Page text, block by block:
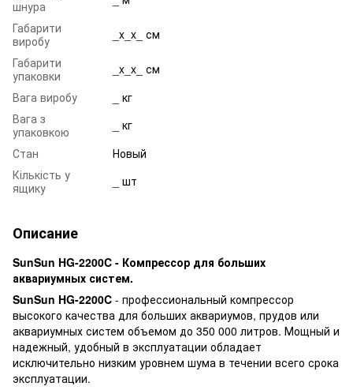
шнура
Габарити
виробу
_x_x_ см
Габарити
упаковки
_x_x_ см
Вага виробу
_ кг
Вага з
упаковкою
_ кг
Стан
Новый
Кількість у
ящику
_ шт
Описание
SunSun HG-2200C - Компрессор для больших
аквариумных систем.
SunSun HG-2200C - профессиональный компрессор
высокого качества для больших аквариумов, прудов или
аквариумных систем объемом до 350 000 литров. Мощный и
надежный, удобный в эксплуатации обладает
исключительно низким уровнем шума в течении всего срока
эксплуатации.